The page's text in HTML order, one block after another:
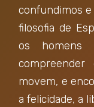
confundimos e
filosofia de
os homens
movem, e
a felicidade, a